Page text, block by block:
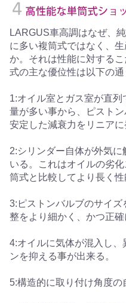
LARGUS車高調はなぜ、
に多い複筒式ではなく、
か。それは性能に対する
式の主な優位性は以下の通
1:オイル室とガス室が直
量が多い事から、ピスト
安定した減衰力をリニアに
2:シリンダー自体が外気
いる。これはオイルの劣
筒式と比較してより長く性
3:ピストンバルブのサイ
整をより細かく、かつ正確
4:オイルに気体が混入し、
ンを抑える事が出来る。
5:構造的に取り付け角度の